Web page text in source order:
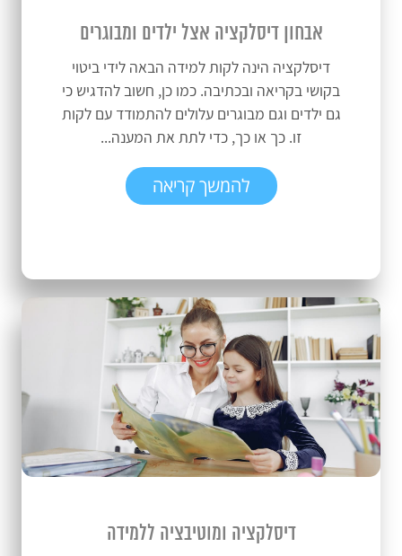
אבחון דיסלקציה אצל ילדים ומבוגרים
דיסלקציה הינה לקות למידה הבאה לידי ביטוי
בקושי בקריאה ובכתיבה. כמו כן, חשוב להדגיש כי
גם ילדים וגם מבוגרים עלולים להתמודד עם לקות
זו. כך או כך, כדי לתת את המענה...
להמשך קריאה
דיסלקציה ומוטיבציה ללמידה